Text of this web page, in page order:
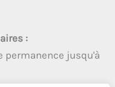
:
permanence jusqu'à